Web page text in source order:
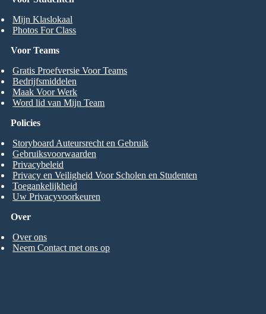
Mijn Klaslokaal
Photos For Class
Voor Teams
Gratis Proefversie Voor Teams
Bedrijfsmiddelen
Maak Voor Werk
Word lid van Mijn Team
Over
Over ons
Neem Contact met ons op
Policies
Storyboard Auteursrecht en Gebruik
Gebruiksvoorwaarden
Privacybeleid
Privacy en Veiligheid Voor Scholen en Studenten
Toegankelijkheid
Uw Privacyvoorkeuren